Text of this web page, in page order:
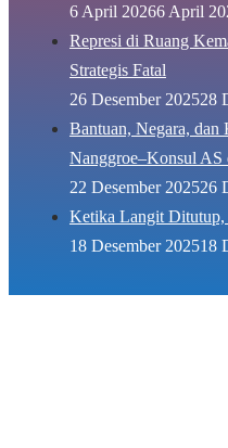
6 April 20266 April
Represi di Ruang
Strategis Fatal
26 Desember 202528
Bantuan, Negara, dan
Nanggroe–Konsul
22 Desember 202526
Ketika Langit Ditutup,
18 Desember 202518